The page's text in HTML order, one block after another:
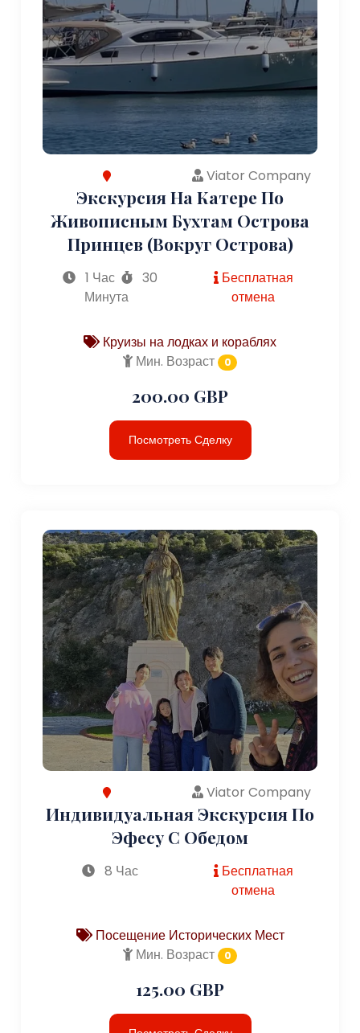
Viator Company
Экскурсия На Катере По
Живописным Бухтам Острова
Принцев (вокруг Острова)
1 Час
30
Минута
Бесплатная
отмена
Круизы на лодках и кораблях
Мин. Возраст
0
200.00 GBP
Посмотреть Сделку
Viator Company
Индивидуальная Экскурсия По
Эфесу С Обедом
8 Час
Бесплатная
отмена
Посещение Исторических Мест
Мин. Возраст
0
125.00 GBP